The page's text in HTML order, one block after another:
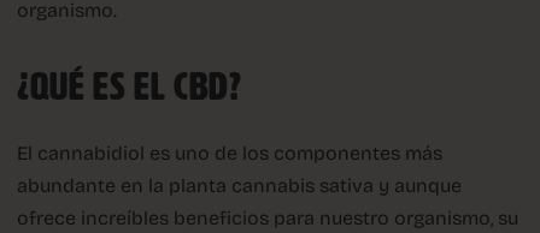
organismo.
¿QUÉ ES EL CBD?
El cannabidiol es uno de los componentes más
abundante en la planta cannabis sativa y aunque
ofrece increíbles beneficios para nuestro organismo, su